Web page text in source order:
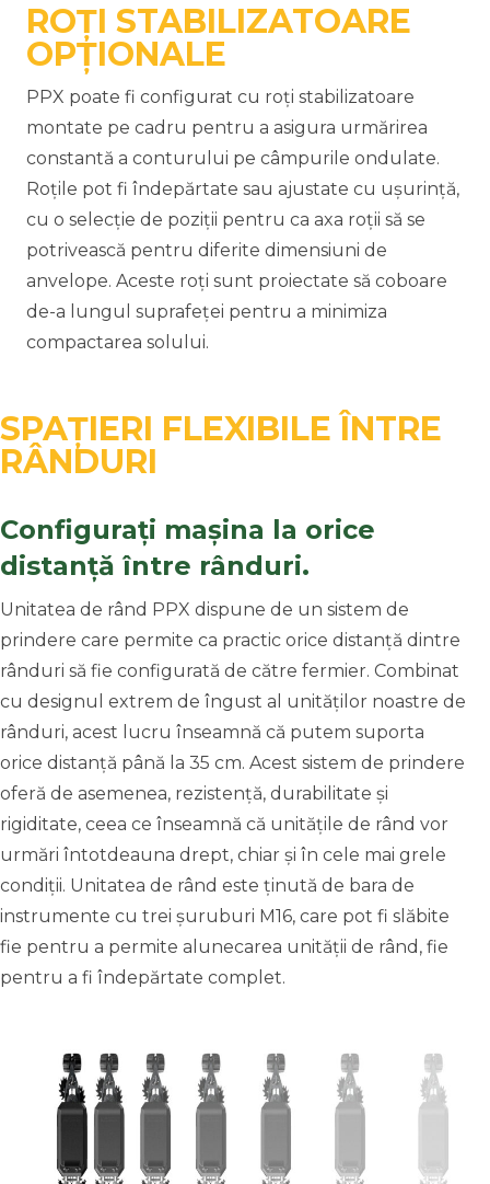
ROȚI STABILIZATOARE
OPȚIONALE
PPX poate fi configurat cu roți stabilizatoare
montate pe cadru pentru a asigura urmărirea
constantă a conturului pe câmpurile ondulate.
Roțile pot fi îndepărtate sau ajustate cu ușurință,
cu o selecție de poziții pentru ca axa roții să se
potrivească pentru diferite dimensiuni de
anvelope. Aceste roți sunt proiectate să coboare
de-a lungul suprafeței pentru a minimiza
compactarea solului.
SPAȚIERI FLEXIBILE ÎNTRE
RÂNDURI
Configurați mașina la orice
distanță între rânduri.
Unitatea de rând PPX dispune de un sistem de
prindere care permite ca practic orice distanță dintre
rânduri să fie configurată de către fermier. Combinat
cu designul extrem de îngust al unităților noastre de
rânduri, acest lucru înseamnă că putem suporta
orice distanță până la 35 cm. Acest sistem de prindere
oferă de asemenea, rezistență, durabilitate și
rigiditate, ceea ce înseamnă că unitățile de rând vor
urmări întotdeauna drept, chiar și în cele mai grele
condiții. Unitatea de rând este ținută de bara de
instrumente cu trei șuruburi M16, care pot fi slăbite
fie pentru a permite alunecarea unității de rând, fie
pentru a fi îndepărtate complet.